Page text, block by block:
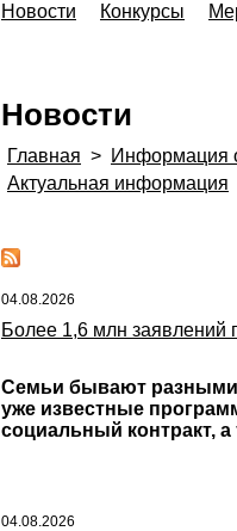
Новости Конкурсы
Новости
Главная > Информация
Актуальная информация
04.08.2026
Более 1,6 млн заявлений
Семьи бывают
уже известные
социальный контракт,
04.08.2026